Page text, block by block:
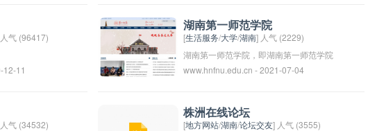
考试时间、报名条件、考试大纲等相关信
息，也可以在线进行报名和缴费。同时，网
站也提供了考试成绩查询、证书领取等服
务，为湖南省考试人员提供了便捷的考试管
气 (96417)
12-11
湖南第一师范学院
[生活服务/大学/湖南] 人气 (2229)
湖南第一师范学院，即湖南第一师范学院
（Hunan First Normal University），是湖
湖南省教育系统历史最悠久、规模最大、综
合实力强劲的优势学校之一。学校坐落在湖
www.hnfnu.edu.cn - 2021-07-04
气 (34532)
株洲在线论坛
[地方网站/湖南/论坛交友] 人气 (3555)